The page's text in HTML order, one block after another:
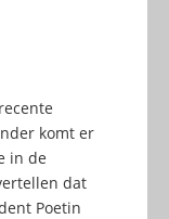
komt er
in de
dat
Poetin